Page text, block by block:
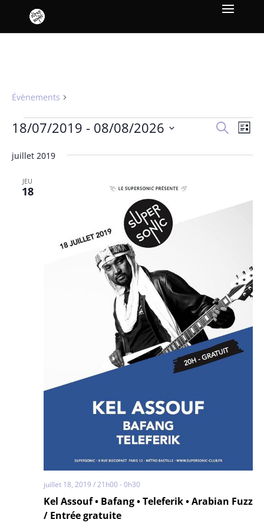
Évènements
Évènements Recherche
de
Liste
18/07/2019 - 08/08/2026
une
juillet 2019
JEU
18
Kel Assouf • Bafang • Teleferik • Arabian Fuzz
/ Entrée gratuite
juillet 18, 2019 / 21h00 -0h30